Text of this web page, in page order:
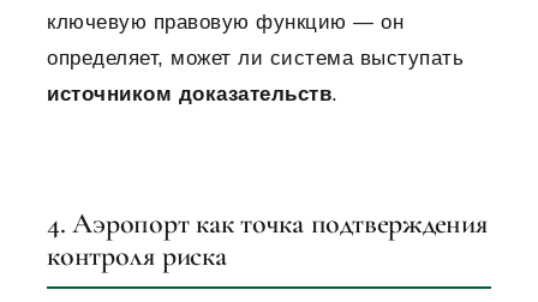
ключевую правовую функцию — он
определяет, может ли система выступать
источником доказательств.
4. Аэропорт как точка подтверждения
контроля риска